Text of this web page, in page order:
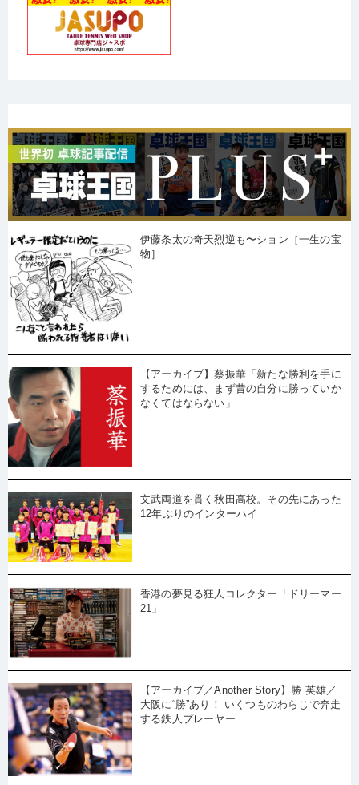
伊藤条太の奇天烈逆も〜ション［一生の宝
物］
【アーカイブ】蔡振華「新たな勝利を手に
するためには、まず昔の自分に勝っていか
なくてはならない」
文武両道を貫く秋田高校。その先にあった
12年ぶりのインターハイ
香港の夢見る狂人コレクター「ドリーマー
21」
【アーカイブ／Another Story】勝 英雄／
大阪に“勝”あり！ いくつものわらじで奔走
する鉄人プレーヤー